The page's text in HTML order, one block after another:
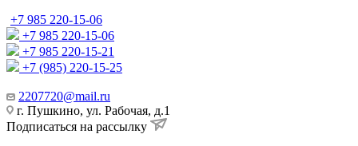
+7 985 220-15-06
+7 985 220-15-06
+7 985 220-15-21
+7 (985) 220-15-25
2207720@mail.ru
г. Пушкино, ул. Рабочая, д.1
Подписаться на рассылку